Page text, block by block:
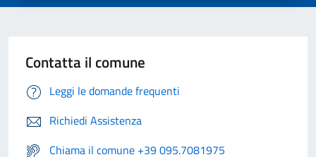
Contatta il comune
Leggi le domande frequenti
Richiedi Assistenza
Chiama il comune +39 095.7081975